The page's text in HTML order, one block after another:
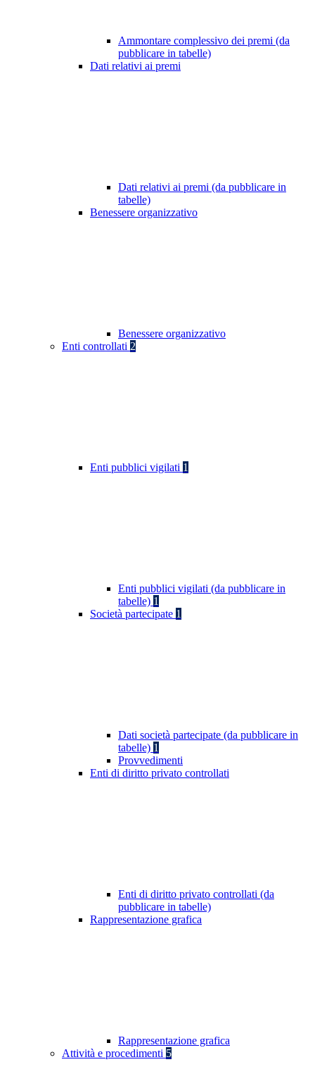
Ammontare complessivo dei premi (da
pubblicare in tabelle)
Dati relativi ai premi
Dati relativi ai premi (da pubblicare in
tabelle)
Benessere organizzativo
Benessere organizzativo
Enti controllati 2
Enti pubblici vigilati 1
Enti pubblici vigilati (da pubblicare in
tabelle) 1
Società partecipate 1
Dati società partecipate (da pubblicare in
tabelle) 1
Provvedimenti
Enti di diritto privato controllati
Enti di diritto privato controllati (da
pubblicare in tabelle)
Rappresentazione grafica
Rappresentazione grafica
Attività e procedimenti 5